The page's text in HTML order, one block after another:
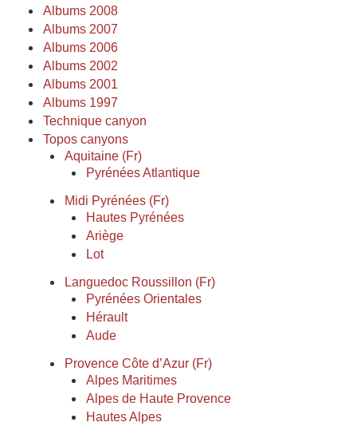
Albums 2008
Albums 2007
Albums 2006
Albums 2002
Albums 2001
Albums 1997
Technique canyon
Topos canyons
Aquitaine (Fr)
Pyrénées Atlantique
Midi Pyrénées (Fr)
Hautes Pyrénées
Ariège
Lot
Languedoc Roussillon (Fr)
Pyrénées Orientales
Hérault
Aude
Provence Côte d’Azur (Fr)
Alpes Maritimes
Alpes de Haute Provence
Hautes Alpes